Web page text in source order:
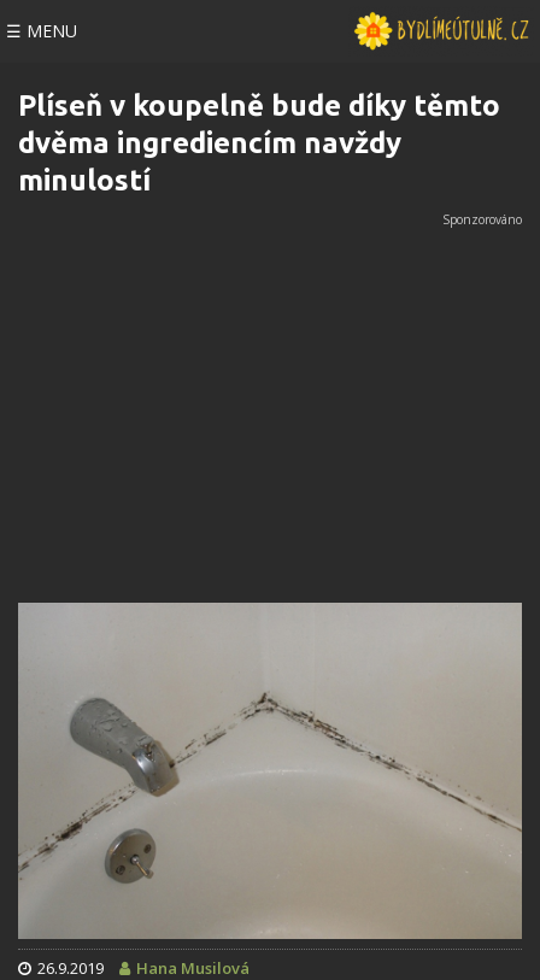
☰ MENU
Plíseň v koupelně bude díky těmto
dvěma ingrediencím navždy
minulostí
26.9.2019 Hana Musilová